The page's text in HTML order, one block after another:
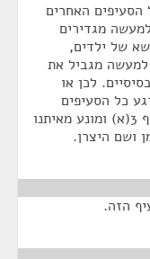
על הסעיפים האחרים
מגדירים
של ילדים,
וכדומה. אבל, סעיף 3(א) למעשה מגביל את
לכן או
כל הסעיפים
האחרים מיותרים אם אתה משאיר את סעיף 3(א) ומונע מאיתנו
ושם היצרן.
הזה.